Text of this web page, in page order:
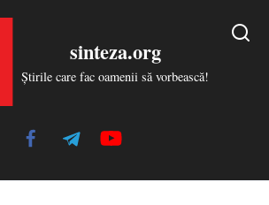
sinteza.org
Știrile care fac oamenii să vorbească!